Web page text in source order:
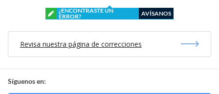
¿ENCONTRASTE UN
ERROR?
AVÍSANOS
Revisa nuestra página de correcciones
Síguenos en: